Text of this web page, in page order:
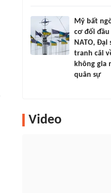
Mỹ bất
cơ đối
NATO, Đại
tranh cãi
không gia
quân sự
Video